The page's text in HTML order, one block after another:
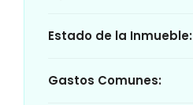
Estado de la Inmueble:
Gastos Comunes: